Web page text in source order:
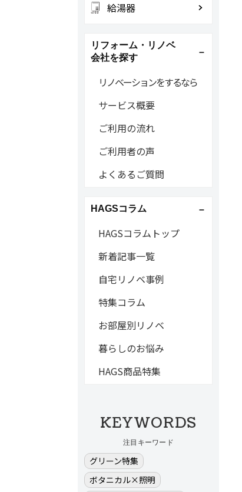
給湯器
リフォーム・リノベ
会社を探す
リノベーションをするなら
サービス概要
ご利用の流れ
ご利用者の声
よくあるご質問
HAGSコラム
HAGSコラムトップ
新着記事一覧
自宅リノベ事例
特集コラム
お部屋別リノベ
暮らしのお悩み
HAGS商品特集
KEYWORDS
注目キーワード
グリーン特集
ボタニカル×照明